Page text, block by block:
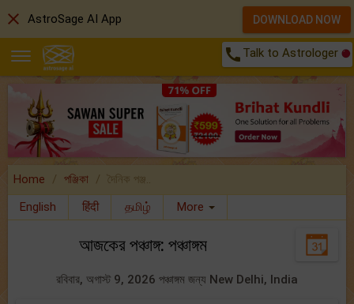
call Talk to Astrologer
Home পঞ্জিকা
দৈনিক পঞ্জ..
English
हिंदी தமிழ் More
আজকের পঞ্চাঙ্গ: পঞ্চাঙ্গম
রবিবার, অগাস্ট 9, 2026 পঞ্চাঙ্গম জন্য New Delhi, India
close AstroSage AI App DOWNLOAD NOW